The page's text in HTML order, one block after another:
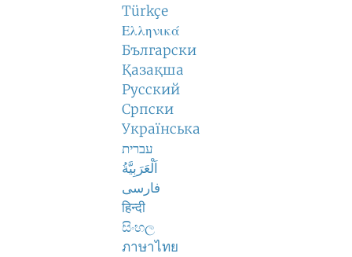
Türkçe
Ελληνικά
Български
Қазақша
Русский
Српски
Українська
עברית
اَلْعَرَبِيَّةُ
فارسی
हिन्दी
සිංහල
ภาษาไทย